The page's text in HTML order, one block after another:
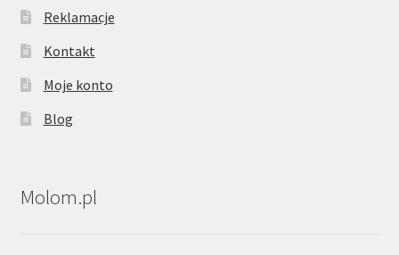
Reklamacje
Kontakt
Moje konto
Blog
Molom.pl